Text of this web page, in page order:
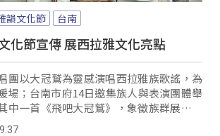
韻文化節 台南
化節宣傳 展西拉雅文化亮點
團以大冠鷲為靈感演唱西拉雅族歌謠，為
場；台南市府14日邀集族人與表演團體舉
中一首《飛吧大冠鷲》，象徵族群展翅高
現古謠、樂舞展演。